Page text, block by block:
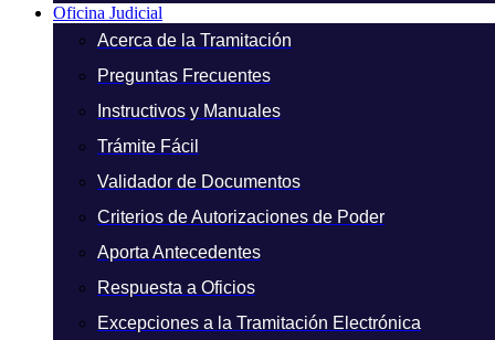
Oficina Judicial
Acerca de la Tramitación
Preguntas Frecuentes
Instructivos y Manuales
Trámite Fácil
Validador de Documentos
Criterios de Autorizaciones de Poder
Aporta Antecedentes
Respuesta a Oficios
Excepciones a la Tramitación Electrónica